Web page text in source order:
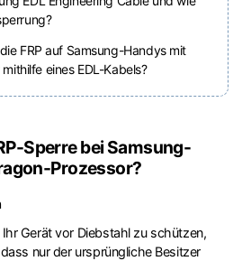
FRP auf Samsung-Handys mit
eines EDL-Kabels?
Sperre bei Samsung-
Prozessor?
Gerät vor Diebstahl zu schützen,
nur der ursprüngliche Besitzer